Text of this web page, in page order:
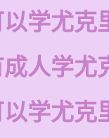
学尤克
人学尤
学尤克